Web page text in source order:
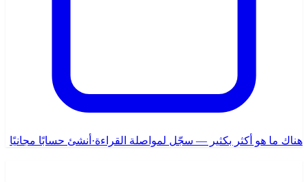
هناك ما هو أكثر بكثير — سجّل لمواصلة القراءة· أنشئ حسابًا مجانيًا